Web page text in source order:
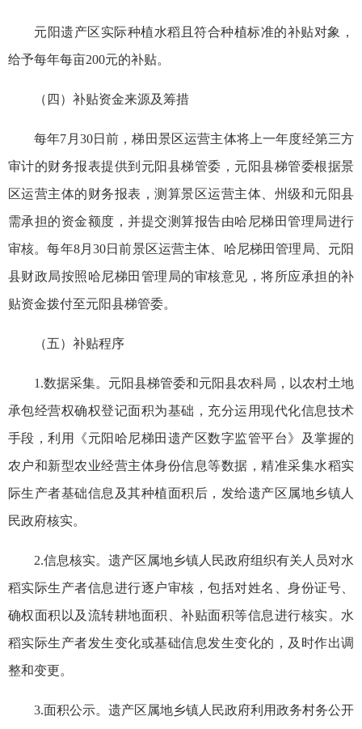
元阳遗产区实际种植水稻且符合种植标准的补贴对象，
给予每年每亩200元的补贴。
（四）补贴资金来源及筹措
每年7月30日前，梯田景区运营主体将上一年度经第三方
审计的财务报表提供到元阳县梯管委，元阳县梯管委根据景
区运营主体的财务报表，测算景区运营主体、州级和元阳县
需承担的资金额度，并提交测算报告由哈尼梯田管理局进行
审核。每年8月30日前景区运营主体、哈尼梯田管理局、元阳
县财政局按照哈尼梯田管理局的审核意见，将所应承担的补
贴资金拨付至元阳县梯管委。
（五）补贴程序
1.数据采集。元阳县梯管委和元阳县农科局，以农村土地
承包经营权确权登记面积为基础，充分运用现代化信息技术
手段，利用《元阳哈尼梯田遗产区数字监管平台》及掌握的
农户和新型农业经营主体身份信息等数据，精准采集水稻实
际生产者基础信息及其种植面积后，发给遗产区属地乡镇人
民政府核实。
2.信息核实。遗产区属地乡镇人民政府组织有关人员对水
稻实际生产者信息进行逐户审核，包括对姓名、身份证号、
确权面积以及流转耕地面积、补贴面积等信息进行核实。水
稻实际生产者发生变化或基础信息发生变化的，及时作出调
整和变更。
3.面积公示。遗产区属地乡镇人民政府利用政务村务公开